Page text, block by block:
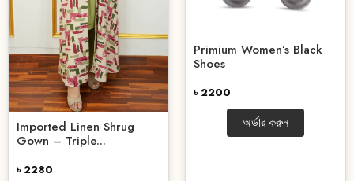
Imported Linen Shrug
Gown – Triple...
৳ 2280
Primium Women’s Black
Shoes
৳ 2200
অর্ডার করুন